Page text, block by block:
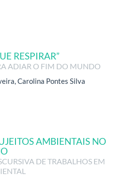
RESPIRAR”
ADIAR O FIM DO MUNDO
Carolina Pontes Silva
AMBIENTAIS NO
DE TRABALHOS EM